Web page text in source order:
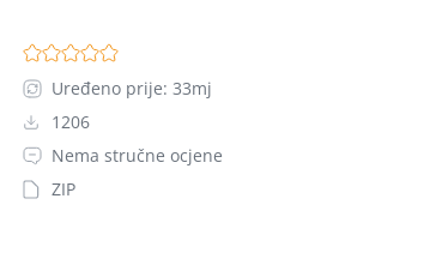
Uređeno prije: 33mj
1206
Nema stručne ocjene
ZIP